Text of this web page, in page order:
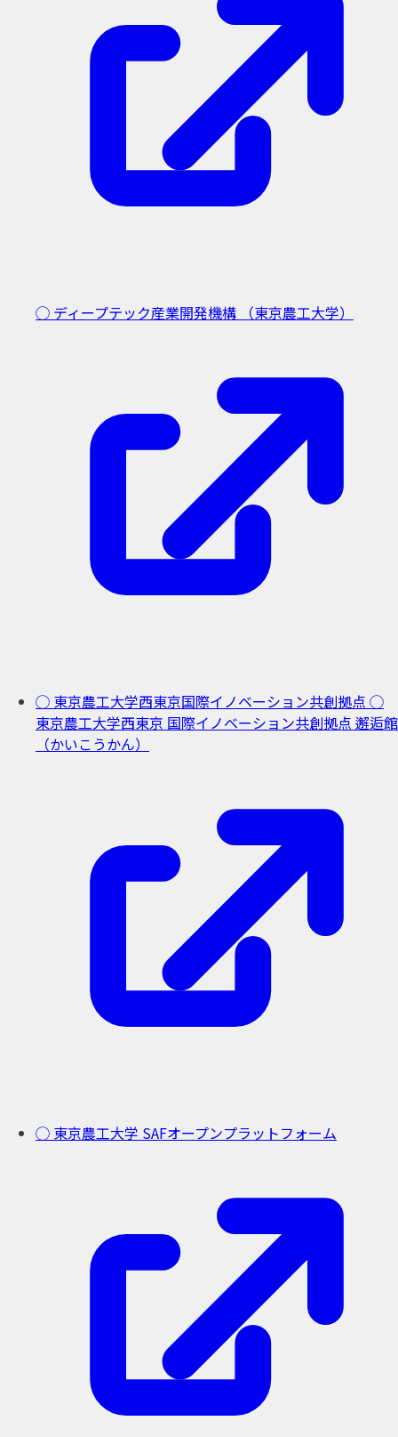
◯ ディープテック産業開発機構 （東京農工大学）
◯ 東京農工大学西東京国際イノベーション共創拠点 ◯
東京農工大学西東京 国際イノベーション共創拠点 邂逅館
（かいこうかん）
◯ 東京農工大学 SAFオープンプラットフォーム